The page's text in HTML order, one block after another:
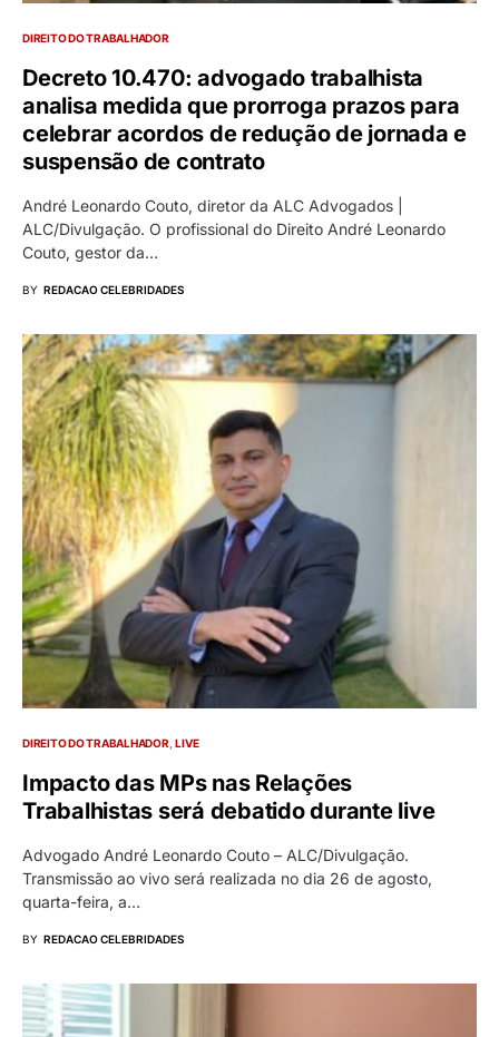
DIREITO DO TRABALHADOR
Decreto 10.470: advogado trabalhista
analisa medida que prorroga prazos para
celebrar acordos de redução de jornada e
suspensão de contrato
André Leonardo Couto, diretor da ALC Advogados |
ALC/Divulgação. O profissional do Direito André Leonardo
Couto, gestor da…
BY REDACAO CELEBRIDADES
DIREITO DO TRABALHADOR LIVE
Impacto das MPs nas Relações
Trabalhistas será debatido durante live
Advogado André Leonardo Couto – ALC/Divulgação.
Transmissão ao vivo será realizada no dia 26 de agosto,
quarta-feira, a…
BY REDACAO CELEBRIDADES